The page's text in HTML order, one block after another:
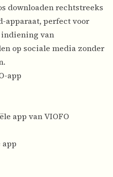
downloaden rechtstreeks
apparaat, perfect voor
indiening van
op sociale media zonder
app
app van VIOFO